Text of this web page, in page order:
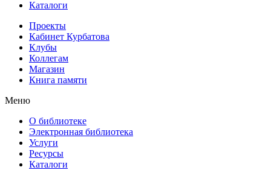
Каталоги
Проекты
Кабинет Курбатова
Клубы
Коллегам
Магазин
Книга памяти
Меню
О библиотеке
Электронная библиотека
Услуги
Ресурсы
Каталоги